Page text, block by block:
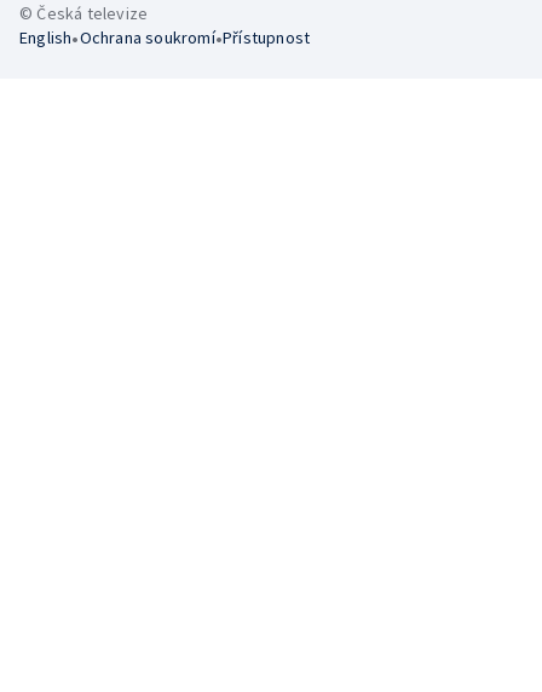
© Česká televize
English•Ochrana soukromí•Přístupnost